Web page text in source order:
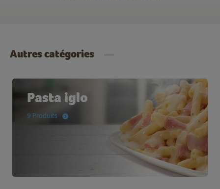
Autres catégories
Pasta iglo
9 Produits